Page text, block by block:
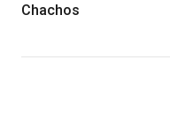
Chachos